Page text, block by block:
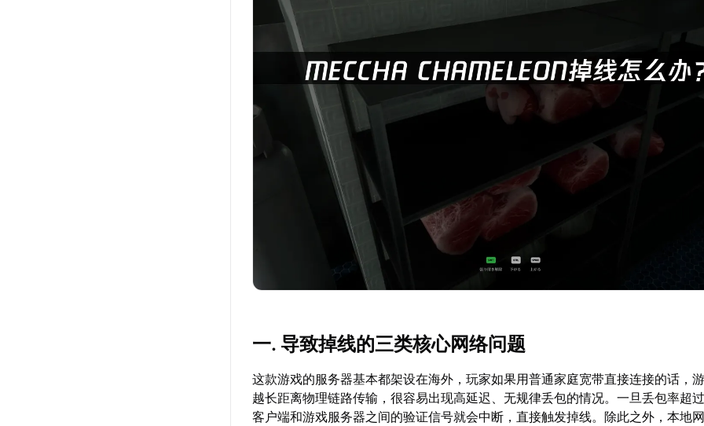
一. 导致掉线的三类核心网络问题
这款游戏的服务器基本都架设在海外，玩家如果用普通家庭宽带直接连接的话，
越长距离物理链路传输，很容易出现高延迟、无规律丢包的情况。一旦丢包率超
客户端和游戏服务器之间的验证信号就会中断，直接触发掉线。除此之外，本地